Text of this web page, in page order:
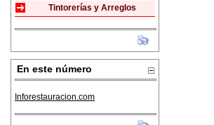
Tintorerías y Arreglos
En este número
Inforestauracion.com